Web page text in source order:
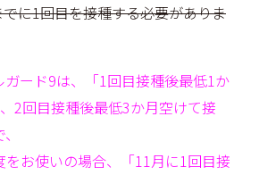
に1回目を接種する必要がありま
ード9は、「1回目接種後最低1か
2回目接種後最低3か月空けて接
をお使いの場合、「11月に1回目接